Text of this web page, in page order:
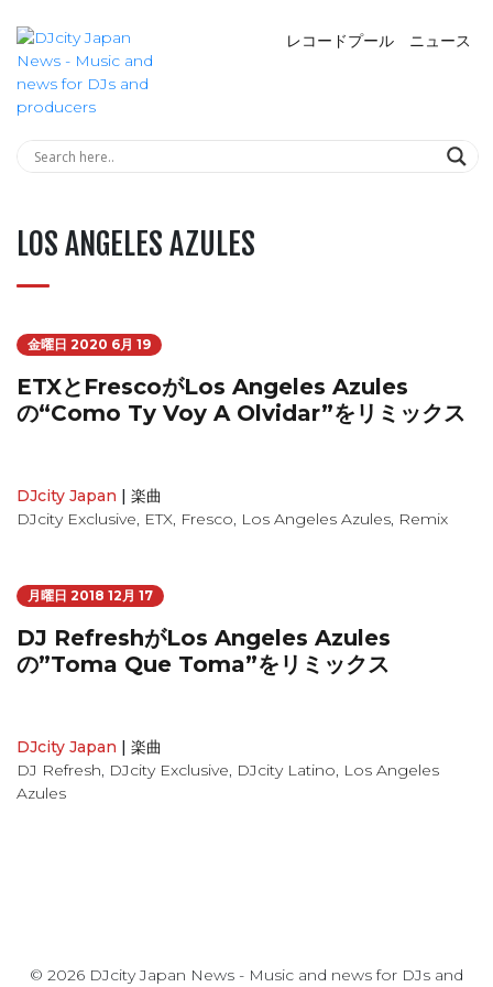
レコードプール ニュース
LOS ANGELES AZULES
金曜日 2020 6月 19
ETXとFrescoがLos Angeles Azules
の“Como Ty Voy A Olvidar”をリミックス
DJcity Japan | 楽曲
DJcity Exclusive, ETX, Fresco, Los Angeles Azules, Remix
月曜日 2018 12月 17
DJ RefreshがLos Angeles Azules
の”Toma Que Toma”をリミックス
DJcity Japan | 楽曲
DJ Refresh, DJcity Exclusive, DJcity Latino, Los Angeles
Azules
© 2026 DJcity Japan News - Music and news for DJs and